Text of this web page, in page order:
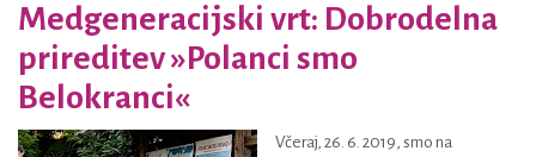
Medgeneracijski vrt: Dobrodelna
prireditev »Polanci smo
Belokranci«
Včeraj, 26. 6. 2019, smo na